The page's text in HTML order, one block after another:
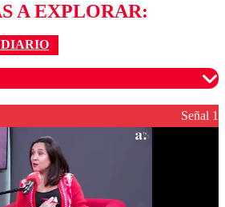
A EXPLORAR:
moderados para garantizar un
diálogo respetuoso.
Señal 1